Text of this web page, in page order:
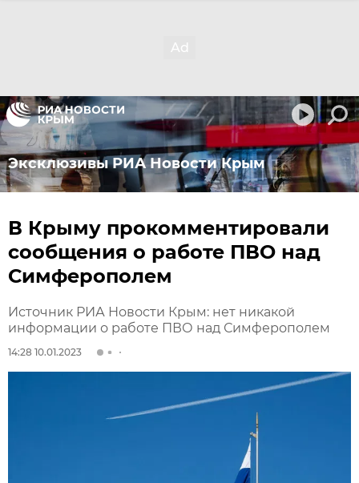
Эксклюзивы РИА Новости Крым
В Крыму прокомментировали
сообщения о работе ПВО над
Симферополем
Источник РИА Новости Крым: нет никакой
информации о работе ПВО над Симферополем
14:28 10.01.2023